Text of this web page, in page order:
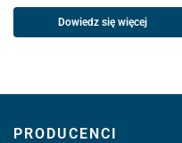
Dowiedz się więcej
PRODUCENCI